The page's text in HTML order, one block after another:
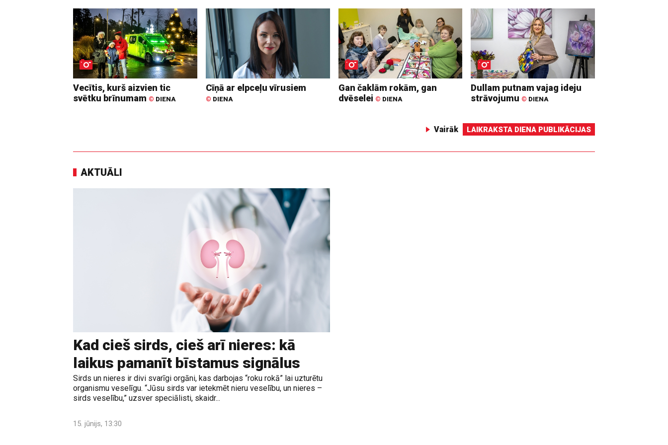
Vecītis, kurš aizvien tic
svētku brīnumam © DIENA
Cīņā ar elpceļu vīrusiem
© DIENA
Gan čaklām rokām, gan
dvēselei © DIENA
Dullam putnam vajag ideju
strāvojumu © DIENA
Vairāk LAIKRAKSTA DIENA PUBLIKĀCIJAS
AKTUĀLI
Kad cieš sirds, cieš arī nieres: kā
laikus pamanīt bīstamus signālus
Sirds un nieres ir divi svarīgi orgāni, kas darbojas “roku rokā” lai uzturētu
organismu veselīgu. “Jūsu sirds var ietekmēt nieru veselību, un nieres –
sirds veselību,” uzsver speciālisti, skaidr...
15. jūnijs, 13:30